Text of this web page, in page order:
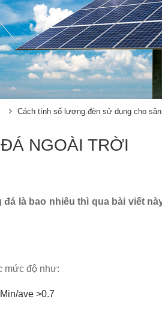
Cách tính số lượng đèn sử dụng cho
NGOÀI TRỜI
là bao nhiêu thì qua bài viết
mức độ như:
ave >0.7